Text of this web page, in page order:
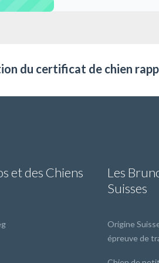
du certificat de chien
et des Chiens
Les
Suisses
Origine
épreuve de